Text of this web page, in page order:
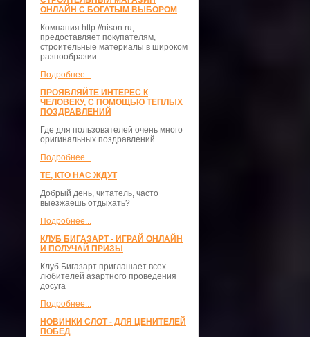
ОНЛАЙН С БОГАТЫМ ВЫБОРОМ
Компания http://nison.ru,
предоставляет покупателям,
строительные материалы в широком
разнообразии.
Подробнее...
ПРОЯВЛЯЙТЕ ИНТЕРЕС К
ЧЕЛОВЕКУ, С ПОМОЩЬЮ ТЕПЛЫХ
ПОЗДРАВЛЕНИЙ
Где для пользователей очень много
оригинальных поздравлений.
Подробнее...
ТЕ, КТО НАС ЖДУТ
Добрый день, читатель, часто
выезжаешь отдыхать?
Подробнее...
КЛУБ БИГАЗАРТ - ИГРАЙ ОНЛАЙН
И ПОЛУЧАЙ ПРИЗЫ
Клуб Бигазарт приглашает всех
любителей азартного проведения
досуга
Подробнее...
НОВИНКИ СЛОТ - ДЛЯ ЦЕНИТЕЛЕЙ
ПОБЕД